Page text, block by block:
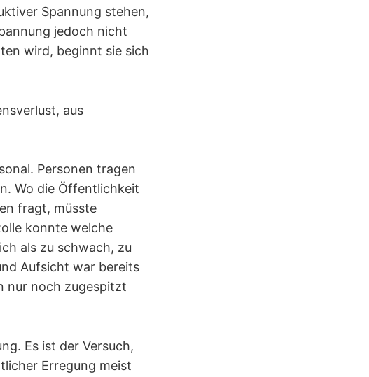
Spannung stehen,
jedoch nicht
wird, beginnt sie sich
aus
Personen tragen
Wo die Öffentlichkeit
fragt, müsste
konnte welche
als zu schwach, zu
Aufsicht war bereits
nur noch zugespitzt
Es ist der Versuch,
Erregung meist